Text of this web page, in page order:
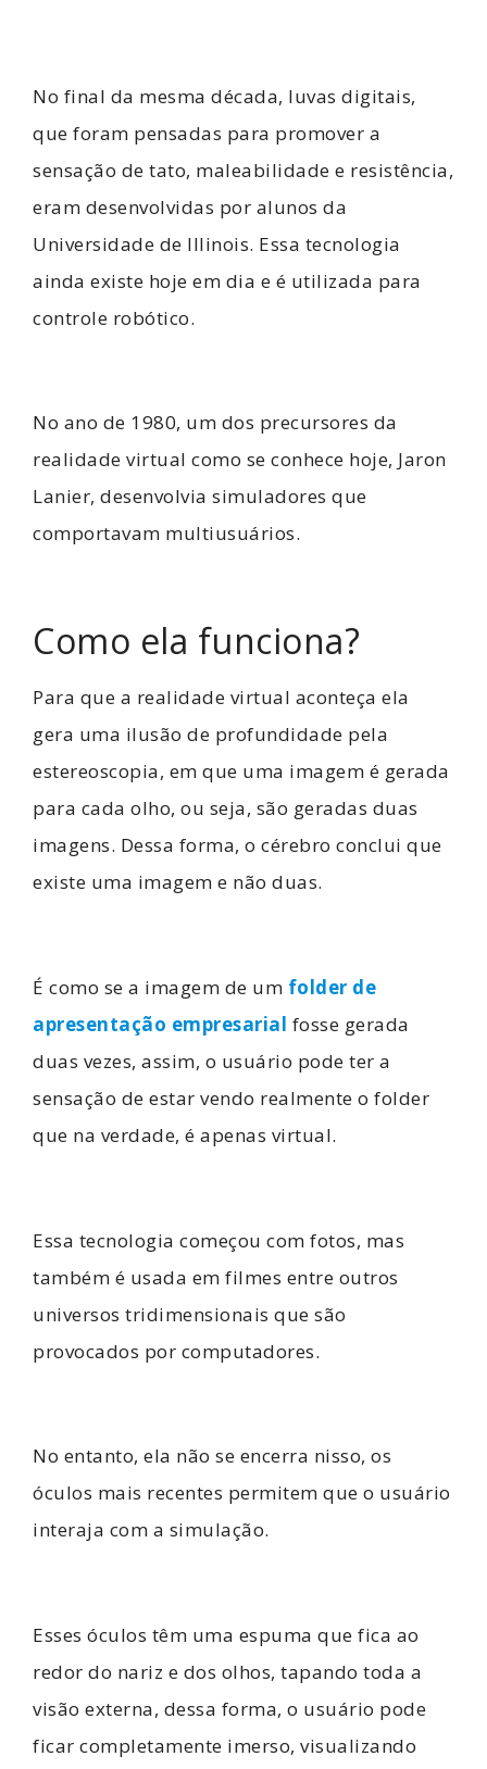
No final da mesma década, luvas digitais,
que foram pensadas para promover a
sensação de tato, maleabilidade e resistência,
eram desenvolvidas por alunos da
Universidade de Illinois. Essa tecnologia
ainda existe hoje em dia e é utilizada para
controle robótico.
No ano de 1980, um dos precursores da
realidade virtual como se conhece hoje, Jaron
Lanier, desenvolvia simuladores que
comportavam multiusuários.
Como ela funciona?
Para que a realidade virtual aconteça ela
gera uma ilusão de profundidade pela
estereoscopia, em que uma imagem é gerada
para cada olho, ou seja, são geradas duas
imagens. Dessa forma, o cérebro conclui que
existe uma imagem e não duas.
É como se a imagem de um folder de
apresentação empresarial fosse gerada
duas vezes, assim, o usuário pode ter a
sensação de estar vendo realmente o folder
que na verdade, é apenas virtual.
Essa tecnologia começou com fotos, mas
também é usada em filmes entre outros
universos tridimensionais que são
provocados por computadores.
No entanto, ela não se encerra nisso, os
óculos mais recentes permitem que o usuário
interaja com a simulação.
Esses óculos têm uma espuma que fica ao
redor do nariz e dos olhos, tapando toda a
visão externa, dessa forma, o usuário pode
ficar completamente imerso, visualizando